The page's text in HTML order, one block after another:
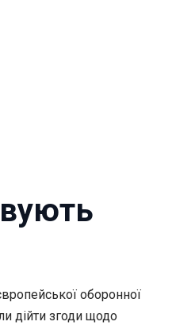
оборонної
дійти згоди щодо